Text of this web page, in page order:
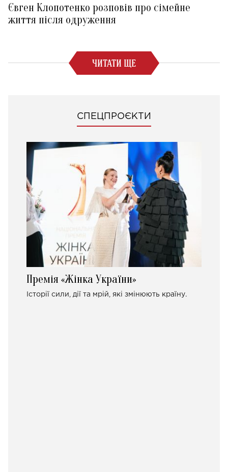
Євген Клопотенко розповів про сімейне
життя після одруження
ЧИТАТИ ЩЕ
СПЕЦПРОЄКТИ
Премія «Жінка України»
Історії сили, дії та мрій, які змінюють країну.